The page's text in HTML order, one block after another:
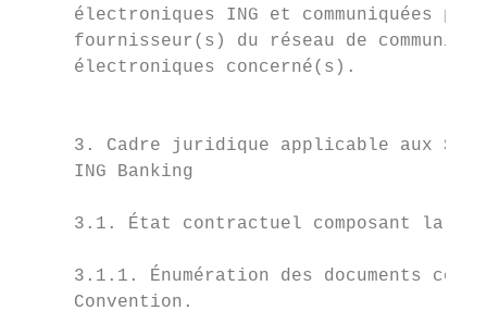
électroniques ING et communiquées
fournisseur(s) du réseau de
électroniques concerné(s).
3. Cadre juridique applicable aux
ING Banking
3.1. État contractuel composant la
3.1.1. Énumération des documents
Convention.